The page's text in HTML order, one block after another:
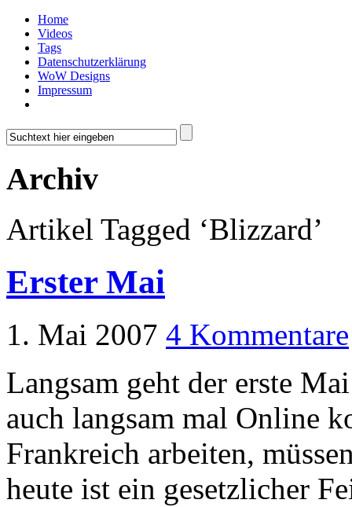
Home
Videos
Tags
Datenschutzerklärung
WoW Designs
Impressum
Archiv
Artikel Tagged ‘Blizzard’
Erster Mai
1. Mai 2007 4 Kommentare
Langsam geht der erste
auch langsam mal Online
Frankreich arbeiten,
heute ist ein gesetzlicher